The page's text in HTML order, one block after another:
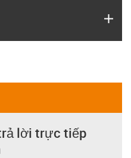
lời trực tiếp